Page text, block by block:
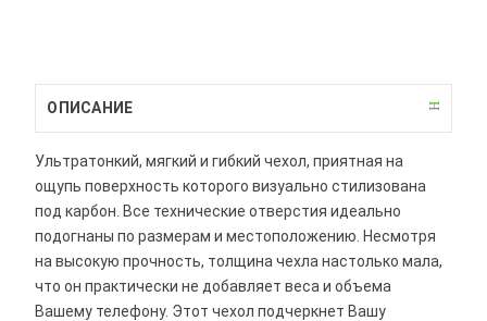
ОПИСАНИЕ
Ультратонкий, мягкий и гибкий чехол, приятная на
ощупь поверхность которого визуально стилизована
под карбон. Все технические отверстия идеально
подогнаны по размерам и местоположению. Несмотря
на высокую прочность, толщина чехла настолько мала,
что он практически не добавляет веса и объема
Вашему телефону. Этот чехол подчеркнет Вашу